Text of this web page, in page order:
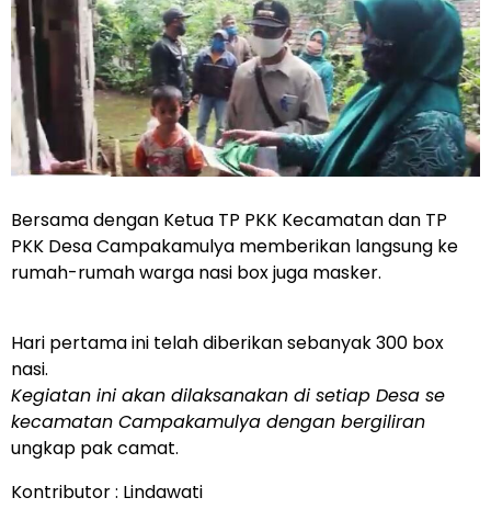
Bersama dengan Ketua TP PKK Kecamatan dan TP
PKK Desa Campakamulya memberikan langsung ke
rumah-rumah warga nasi box juga masker.
Hari pertama ini telah diberikan sebanyak 300 box
nasi.
Kegiatan ini akan dilaksanakan di setiap Desa se
kecamatan Campakamulya dengan bergiliran
ungkap pak camat.
Kontributor : Lindawati